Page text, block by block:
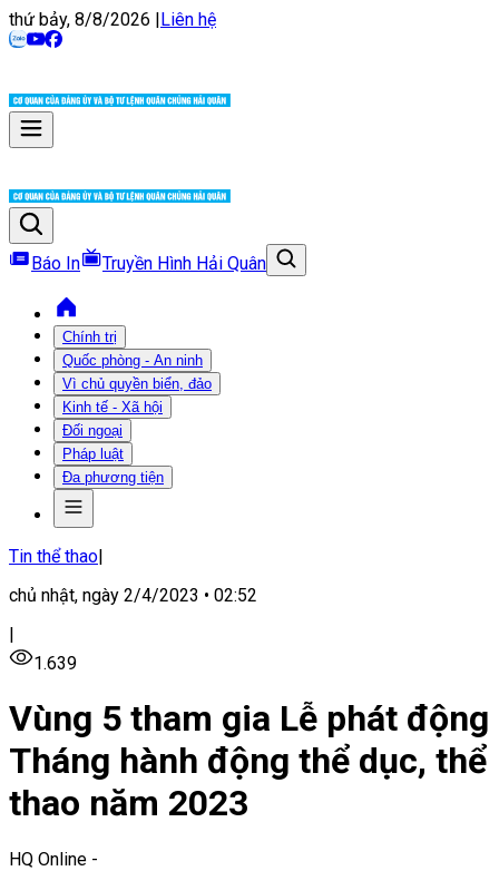
thứ bảy, 8/8/2026 |Liên hệ
Báo In Truyền Hình Hải Quân
Chính trị
Quốc phòng - An ninh
Vì chủ quyền biển, đảo
Kinh tế - Xã hội
Đối ngoại
Pháp luật
Đa phương tiện
Tin thể thao|
chủ nhật, ngày 2/4/2023 • 02:52
|
1.639
Vùng 5 tham gia Lễ phát động
Tháng hành động thể dục, thể
thao năm 2023
HQ Online -